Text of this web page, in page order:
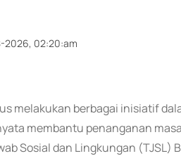
2026, 02:20:am
melakukan berbagai inisiatif
membantu penanganan
Sosial dan Lingkungan